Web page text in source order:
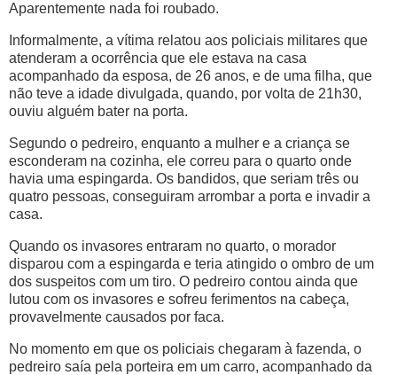
Aparentemente nada foi roubado.
Informalmente, a vítima relatou aos policiais militares que
atenderam a ocorrência que ele estava na casa
acompanhado da esposa, de 26 anos, e de uma filha, que
não teve a idade divulgada, quando, por volta de 21h30,
ouviu alguém bater na porta.
Segundo o pedreiro, enquanto a mulher e a criança se
esconderam na cozinha, ele correu para o quarto onde
havia uma espingarda. Os bandidos, que seriam três ou
quatro pessoas, conseguiram arrombar a porta e invadir a
casa.
Quando os invasores entraram no quarto, o morador
disparou com a espingarda e teria atingido o ombro de um
dos suspeitos com um tiro. O pedreiro contou ainda que
lutou com os invasores e sofreu ferimentos na cabeça,
provavelmente causados por faca.
No momento em que os policiais chegaram à fazenda, o
pedreiro saía pela porteira em um carro, acompanhado da